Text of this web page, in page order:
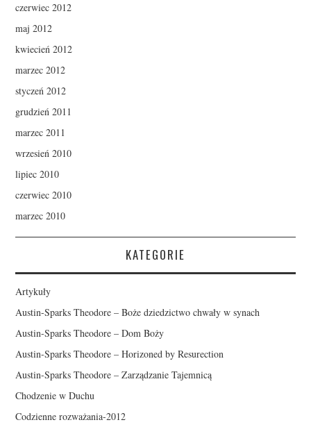
czerwiec 2012
maj 2012
kwiecień 2012
marzec 2012
styczeń 2012
grudzień 2011
marzec 2011
wrzesień 2010
lipiec 2010
czerwiec 2010
marzec 2010
KATEGORIE
Artykuły
Austin-Sparks Theodore – Boże dziedzictwo chwały w synach
Austin-Sparks Theodore – Dom Boży
Austin-Sparks Theodore – Horizoned by Resurection
Austin-Sparks Theodore – Zarządzanie Tajemnicą
Chodzenie w Duchu
Codzienne rozważania-2012